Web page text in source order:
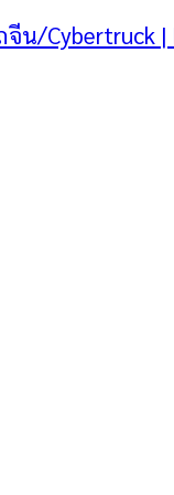
น/Cybertruck |